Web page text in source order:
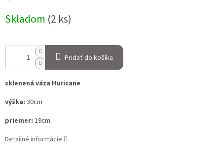
cena:
Skladom (2 ks)
Pridať do košíka
sklenená váza Huricane
výška: 30cm
priemer: 19cm
Detailné informácie